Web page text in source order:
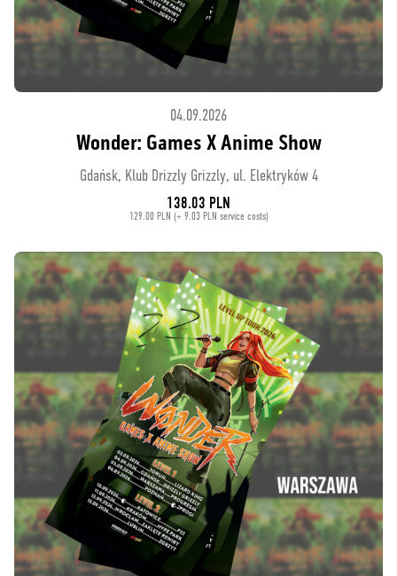
04.09.2026
Wonder: Games X Anime Show
Gdańsk, Klub Drizzly Grizzly, ul. Elektryków 4
138.03 PLN
129.00 PLN (+ 9.03 PLN service costs)